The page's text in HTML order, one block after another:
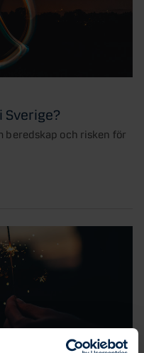
beredskap och risken för